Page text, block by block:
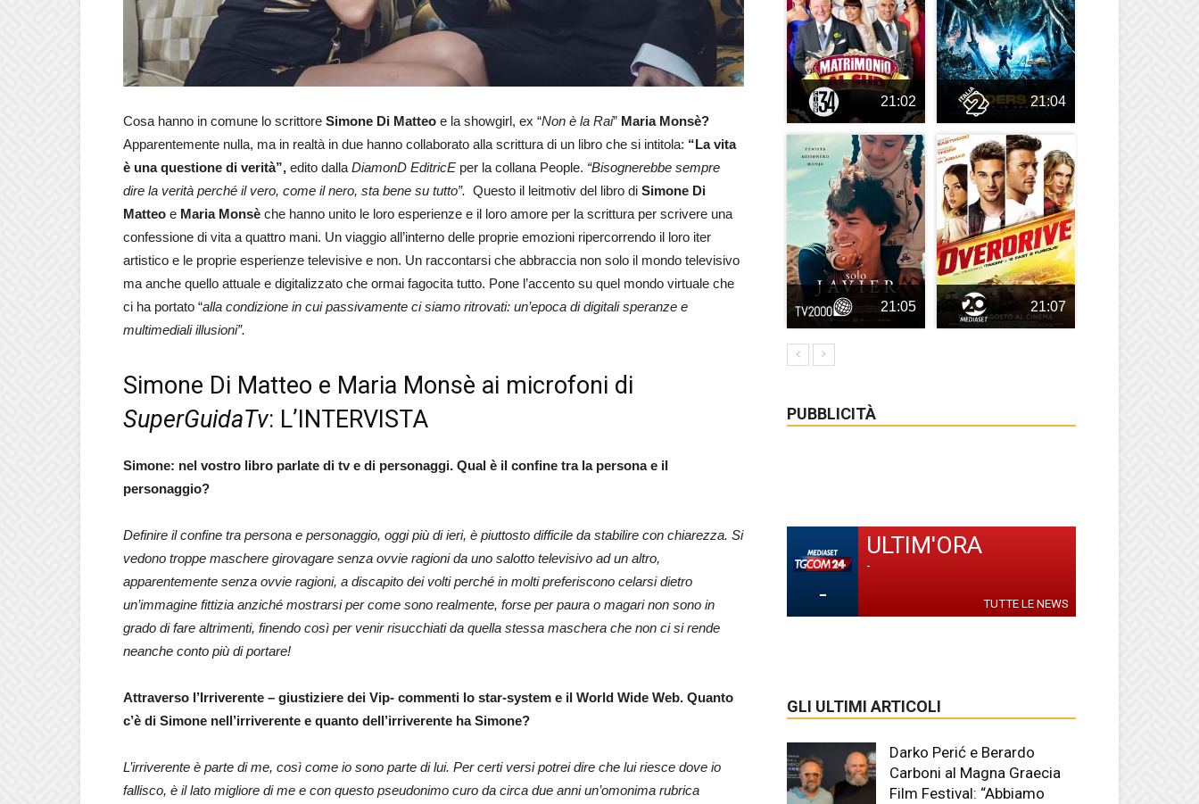
Cosa hanno in comune lo scrittore Simone Di Matteo e la showgirl, ex “Non è la Rai” Maria Monsè?
Apparentemente nulla, ma in realtà in due hanno collaborato alla scrittura di un libro che si intitola: “La vita
è una questione di verità”, edito dalla DiamonD EditricE per la collana People. “Bisognerebbe sempre
dire la verità perché il vero, come il nero, sta bene su tutto”. Questo il leitmotiv del libro di Simone Di
Matteo e Maria Monsè che hanno unito le loro esperienze e il loro amore per la scrittura per scrivere una
confessione di vita a quattro mani. Un viaggio all’interno delle proprie emozioni ripercorrendo il loro iter
artistico e le proprie esperienze televisive e non. Un raccontarsi che abbraccia non solo il mondo televisivo
ma anche quello attuale e digitalizzato che ormai fagocita tutto. Pone l’accento su quel mondo virtuale che
ci ha portato “alla condizione in cui passivamente ci siamo ritrovati: un’epoca di digitali speranze e
multimediali illusioni”.
Simone Di Matteo e Maria Monsè ai microfoni di
SuperGuidaTv: L’INTERVISTA
Simone: nel vostro libro parlate di tv e di personaggi. Qual è il confine tra la persona e il
personaggio?
Definire il confine tra persona e personaggio, oggi più di ieri, è piuttosto difficile da stabilire con chiarezza. Si
vedono troppe maschere girovagare senza ovvie ragioni da uno salotto televisivo ad un altro,
apparentemente senza ovvie ragioni, a discapito dei volti perché in molti preferiscono celarsi dietro
un’immagine fittizia anziché mostrarsi per come sono realmente, forse per paura o magari non sono in
grado di fare altrimenti, finendo così per venir risucchiati da quella stessa maschera che non ci si rende
neanche conto più di portare!
Attraverso l’Irriverente – giustiziere dei Vip- commenti lo star-system e il World Wide Web. Quanto
c’è di Simone nell’irriverente e quanto dell’irriverente ha Simone?
L’irriverente è parte di me, così come io sono parte di lui. Per certi versi potrei dire che lui riesce dove io
fallisco, è il lato migliore di me e con questo pseudonimo curo da circa due anni un’omonima rubrica
21:02 21:04
21:05 21:07
PUBBLICITÀ
-
ULTIM'ORA
-
TUTTE LE NEWS
GLI ULTIMI ARTICOLI
Darko Perić e Berardo
Carboni al Magna Graecia
Film Festival: “Abbiamo